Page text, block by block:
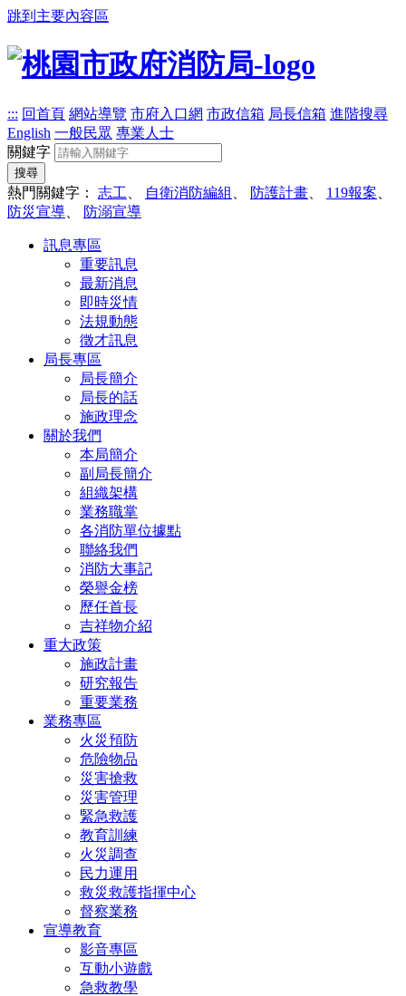
跳到主要內容區
::: 回首頁 網站導覽 市府入口網 市政信箱 局長信箱 進階搜尋
English 一般民眾 專業人士
關鍵字
搜尋
熱門關鍵字： 志工 自衛消防編組 防護計畫 119報案
防災宣導
防溺宣導
訊息專區
重要訊息
最新消息
即時災情
法規動態
徵才訊息
局長專區
局長簡介
局長的話
施政理念
關於我們
本局簡介
副局長簡介
組織架構
業務職掌
各消防單位據點
聯絡我們
消防大事記
榮譽金榜
歷任首長
吉祥物介紹
重大政策
施政計畫
研究報告
重要業務
業務專區
火災預防
危險物品
災害搶救
災害管理
緊急救護
教育訓練
火災調查
民力運用
救災救護指揮中心
督察業務
宣導教育
影音專區
互動小遊戲
急救教學